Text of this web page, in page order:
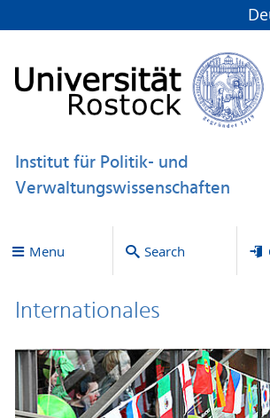
Institut für Politik- und
Verwaltungswissenschaften
Menu Search
Internationales